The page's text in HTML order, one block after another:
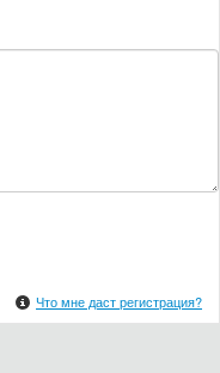
Что мне даст регистрация?